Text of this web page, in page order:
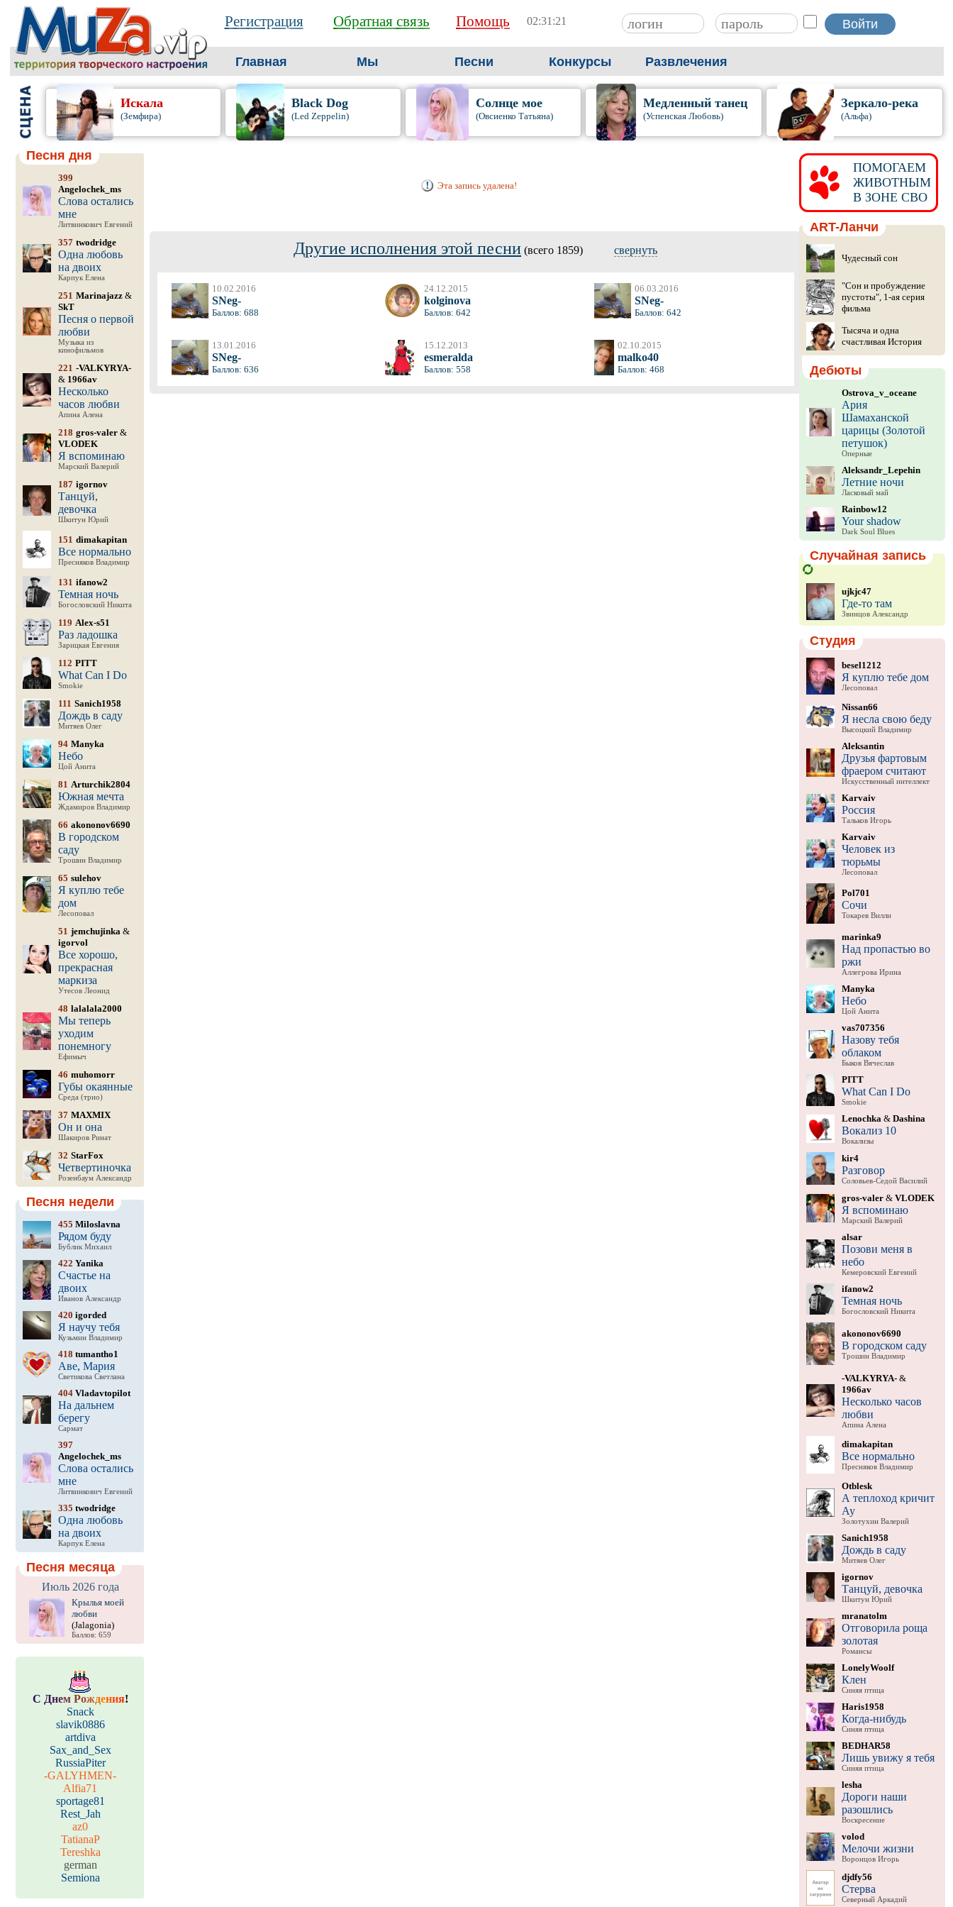
Регистрация Обратная связь Помощь 02:31:22
Главная Мы Песни Конкурсы Развлечения
Искала
(Земфира)
Black Dog
(Led Zeppelin)
Солнце мое
(Овсиенко Татьяна)
Медленный танец
(Успенская Любовь)
Зеркало-река
(Альфа)
Песня дня
399
Angelochek_ms
Слова остались
мне
Литвинкович Евгений
357 twodridge
Одна любовь
на двоих
Карпук Елена
251 Marinajazz&
SkT
Песня о первой
любви
Музыка из
кинофильмов
221 -VALKYRYA-
& 1966av
Несколько
часов любви
Апина Алена
218 gros-valer&
VLODEK
Я вспоминаю
Марский Валерий
187 igornov
Танцуй,
девочка
Шкитун Юрий
151 dimakapitan
Все нормально
Пресняков Владимир
131 ifanow2
Темная ночь
Богословский Никита
119 Alex-s51
Раз ладошка
Зарицкая Евгения
112 PITT
What Can I Do
Smokie
111 Sanich1958
Дождь в саду
Митяев Олег
94 Manyka
Небо
Цой Анита
81 Arturchik2804
Южная мечта
Ждамиров Владимир
66 akononov6690
В городском
саду
Трошин Владимир
65 sulehov
Я куплю тебе
дом
Лесоповал
51 jemchujinka&
igorvol
Все хорошо,
прекрасная
маркиза
Утесов Леонид
48 lalalala2000
Мы теперь
уходим
понемногу
Ефимыч
46 muhomorr
Губы окаянные
Среда (трио)
37 MAXMIX
Он и она
Шакиров Ринат
32 StarFox
Четвертиночка
Розенбаум Александр
Песня недели
455 Miloslavna
Рядом буду
Бублик Михаил
422 Yanika
Счастье на
двоих
Иванов Александр
420 igorded
Я научу тебя
Кузьмин Владимир
418 tumantho1
Аве, Мария
Светикова Светлана
404Vladavtopilot
На дальнем
берегу
Сармат
397
Angelochek_ms
Слова остались
мне
Литвинкович Евгений
335 twodridge
Одна любовь
на двоих
Карпук Елена
Песня месяца
Июль 2026 года
Крылья моей
любви
(Jalagonia)
Баллов: 659
С Днем Рождения!
Snack
slavik0886
artdiva
Sax_and_Sex
RussiaPiter
-GALYHMEN-
Alfia71
sportage81
Rest_Jah
az0
TatianaP
Tereshka
german
Semiona
Эта запись удалена!
Другие исполнения этой песни (всего 1859) свернуть
10.02.2016
SNeg-
Баллов: 688
24.12.2015
kolginova
Баллов: 642
06.03.2016
SNeg-
Баллов: 642
13.01.2016
SNeg-
Баллов: 636
15.12.2013
esmeralda
Баллов: 558
02.10.2015
malko40
Баллов: 468
ПОМОГАЕМ
ЖИВОТНЫМ
В ЗОНЕ СВО
ART-Ланчи
Чудесный сон
"Сон и пробуждение
пустоты", 1-ая серия
фильма
Тысяча и одна
счастливая История
Дебюты
Ostrova_v_oceane
Ария
Шамаханской
царицы (Золотой
петушок)
Оперные
Aleksandr_Lepehin
Летние ночи
Ласковый май
Rainbow12
Your shadow
Dark Soul Blues
Случайная запись
ujkjc47
Где-то там
Звинцов Александр
Студия
besel1212
Я куплю тебе дом
Лесоповал
Nissan66
Я несла свою беду
Высоцкий Владимир
Aleksantin
Друзья фартовым
фраером считают
Искусственный интеллект
Karvaiv
Россия
Тальков Игорь
Karvaiv
Человек из
тюрьмы
Лесоповал
Pol701
Сочи
Токарев Вилли
marinka9
Над пропастью во
ржи
Аллегрова Ирина
Manyka
Небо
Цой Анита
vas707356
Назову тебя
облаком
Быков Вячеслав
PITT
What Can I Do
Smokie
Lenochka & Dashina
Вокализ 10
Вокализы
kir4
Разговор
Соловьев-Седой Василий
gros-valer& VLODEK
Я вспоминаю
Марский Валерий
alsar
Позови меня в
небо
Кемеровский Евгений
ifanow2
Темная ночь
Богословский Никита
akononov6690
В городском саду
Трошин Владимир
-VALKYRYA-&
1966av
Несколько часов
любви
Апина Алена
dimakapitan
Все нормально
Пресняков Владимир
Otblesk
А теплоход кричит
Ау
Золотухин Валерий
Sanich1958
Дождь в саду
Митяев Олег
igornov
Танцуй, девочка
Шкитун Юрий
mranatolm
Отговорила роща
золотая
Романсы
LonelyWoolf
Клен
Синяя птица
Haris1958
Когда-нибудь
Синяя птица
BEDHAR58
Лишь увижу я тебя
Синяя птица
lesha
Дороги наши
разошлись
Воскресение
volod
Мелочи жизни
Воронцов Игорь
djdfy56
Стерва
Северный Аркадий